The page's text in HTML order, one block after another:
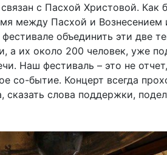
с Пасхой Христовой. Как
между Пасхой и Вознесением
объединить эти две
а их около 200 человек, уже
Наш фестиваль – это не
со-бытие. Концерт всегда
сказать слова поддержки,